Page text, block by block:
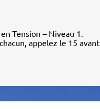
Tension – Niveau 1.
appelez le 15 avant